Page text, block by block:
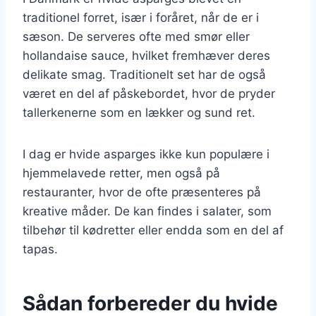
traditionel forret, især i foråret, når de er i
sæson. De serveres ofte med smør eller
hollandaise sauce, hvilket fremhæver deres
delikate smag. Traditionelt set har de også
været en del af påskebordet, hvor de pryder
tallerkenerne som en lækker og sund ret.
I dag er hvide asparges ikke kun populære i
hjemmelavede retter, men også på
restauranter, hvor de ofte præsenteres på
kreative måder. De kan findes i salater, som
tilbehør til kødretter eller endda som en del af
tapas.
Sådan forbereder du hvide